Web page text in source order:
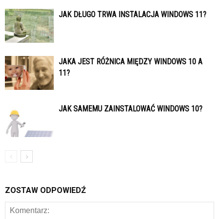
JAK DŁUGO TRWA INSTALACJA WINDOWS 11?
JAKA JEST RÓŻNICA MIĘDZY WINDOWS 10 A
11?
JAK SAMEMU ZAINSTALOWAĆ WINDOWS 10?
ZOSTAW ODPOWIEDŹ